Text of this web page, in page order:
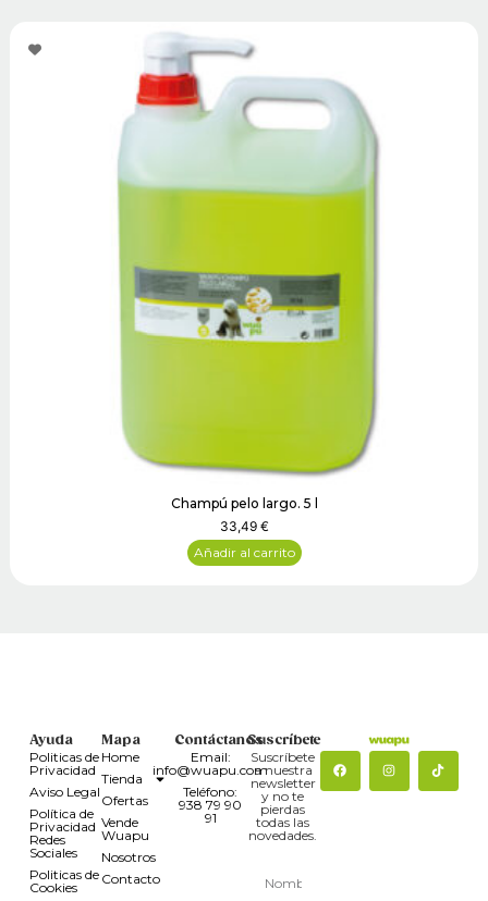
Champú pelo largo. 5 l
33,49 €
Añadir al carrito
Ayuda
Politicas de
Privacidad
Aviso Legal
Política de
Privacidad
Redes
Sociales
Politicas de
Cookies
Mapa
Home
Tienda
Ofertas
Vende
Wuapu
Nosotros
Contacto
Contáctanos
Email:
info@wuapu.com
Teléfono:
938 79 90
91
Suscríbete
Suscríbete
a nuestra
newsletter
y no te
pierdas
todas las
novedades.